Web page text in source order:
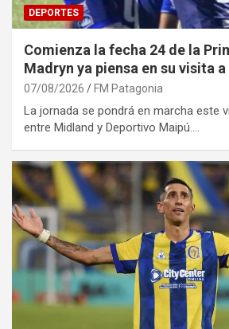
DEPORTES
Comienza la fecha 24 de la
Madryn ya piensa en su visita
07/08/2026 FM Patagonia
La jornada se pondrá en marcha este
entre Midland y Deportivo Maipú.…